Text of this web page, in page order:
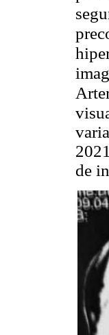
de